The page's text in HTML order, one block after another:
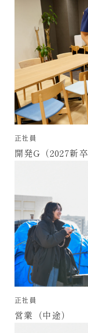
正社員
開発G（2027新卒
正社員
営業（中途）